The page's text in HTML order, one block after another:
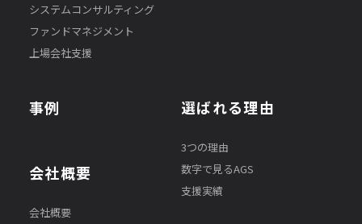
システムコンサルティング
ファンドマネジメント
上場会社支援
事例 選ばれる理由
3つの理由
数字で見るAGS
支援実績
会社概要
会社概要